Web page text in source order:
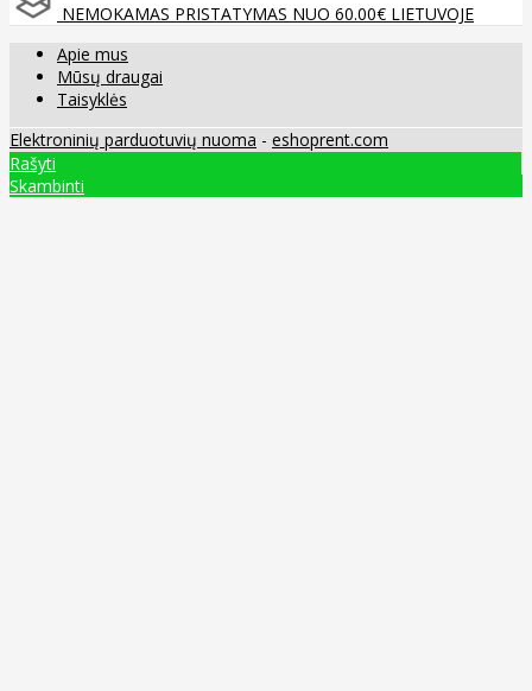
NEMOKAMAS PRISTATYMAS NUO 60.00€ LIETUVOJE
Apie mus
Mūsų draugai
Taisyklės
Elektroninių parduotuvių nuoma - eshoprent.com
Rašyti
Skambinti